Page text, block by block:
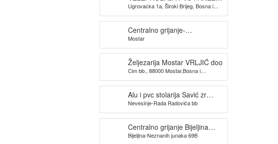
PAVKOVIĆ PANELI DOO
Ugrovacka 1a, Široki Brijeg, Bosna i
Centralno grijanje-
vodoinstalacije Mostar-Deni
Mont
Mostar
Željezarija Mostar VRLJIĆ doo
Cim bb., 88000 Mostar,Bosna i
Alu i pvc stolarija Savić zr
Nevesinje
Nevesinje-Rada Radovića bb
Centralno grijanje Bijeljina
MONTERM
Bijeljina-Neznanih junaka 69B